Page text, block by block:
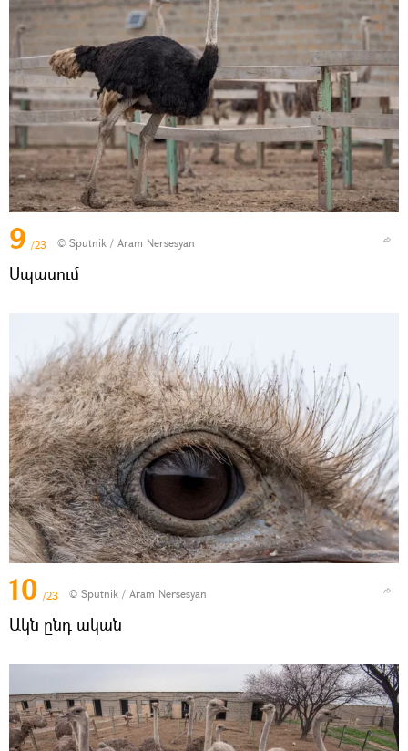
9 /23 © Sputnik / Aram Nersesyan
Սպասում
10 /23 © Sputnik / Aram Nersesyan
Ակն ընդ ական